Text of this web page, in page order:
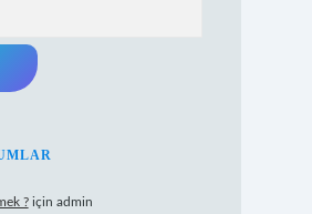
?için admin